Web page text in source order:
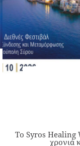
Το Syros Healing
χρονιά